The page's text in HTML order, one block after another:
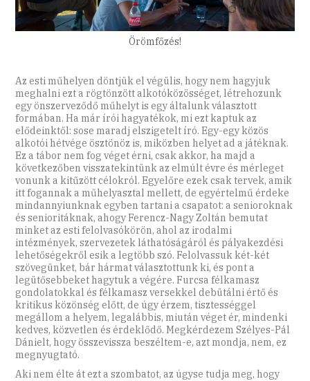
Örömfőzés!
Az esti műhelyen döntjük el végülis, hogy nem hagyjuk
meghalni ezt a rögtönzött alkotóközösséget, létrehozunk
egy önszerveződő műhelyt is egy általunk választott
formában. Ha már írói hagyatékok, mi ezt kaptuk az
elődeinktől: sose maradj elszigetelt író. Egy-egy közös
alkotói hétvége ösztönöz is, miközben helyet ad a játéknak.
Ez a tábor nem fog véget érni, csak akkor, ha majd a
következőben visszatekintünk az elmúlt évre és mérleget
vonunk a kitűzött célokról. Egyelőre ezek csak tervek, amik
itt fogannak a műhelyasztal mellett, de egyértelmű érdeke
mindannyiunknak egyben tartani a csapatot: a senioroknak
és senioritáknak, ahogy Ferencz-Nagy Zoltán bemutat
minket az esti felolvasókörön, ahol az irodalmi
intézmények, szervezetek láthatóságáról és pályakezdési
lehetőségekről esik a legtöbb szó. Felolvassuk két-két
szövegünket, bár hármat választottunk ki, és pont a
legütősebbeket hagytuk a végére. Furcsa félkamasz
gondolatokkal és félkamasz versekkel debütálni értő és
kritikus közönség előtt, de úgy érzem, tisztességgel
megállom a helyem, legalábbis, miután véget ér, mindenki
kedves, közvetlen és érdeklődő. Megkérdezem Szélyes-Pál
Dánielt, hogy összevissza beszéltem-e, azt mondja, nem, ez
megnyugtató.
Aki nem élte át ezt a szombatot, az úgyse tudja meg, hogy